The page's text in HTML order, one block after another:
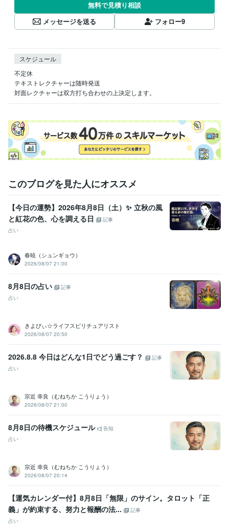
無料で見積り相談
メッセージを送る
フォロー9
スケジュール
不定休
テキストレクチャーは随時発送
対面レクチャーは双方打ち合わせの上決定します。
このブログを見た人にオススメ
【今日の運勢】2026年8月8日（土）✨ 立秋の風
と紅花の色、心を調える日
記事
占い
春暁（シュンギョウ）
2026/08/07 21:00
8月8日の占い
記事
占い
きよぴぃ☆ライフスピリチュアリスト
2026/08/07 20:50
2026.8.8 今日はどんな1日でどう過ごす？
記事
占い
宗近 幸良（むねちか こうりょう）
2026/08/07 21:00
8月8日の待機スケジュール
告知
占い
宗近 幸良（むねちか こうりょう）
2026/08/07 20:14
【運気カレンダー付】8月8日「無限」のサイン。タロット「正
義」が約束する、努力と報酬の法...
記事
占い